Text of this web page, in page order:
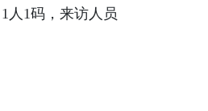
1 人 1码，来访人员